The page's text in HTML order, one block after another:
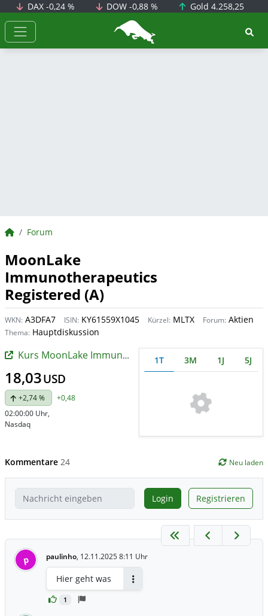
DAX -0,24 % DOW-0,88 % Gold 4.258,25
BörsenNEWS.de
BörsenNEWS.de
Forum
MoonLake
Immunotherapeutics
Registered (A)
WKN: A3DFA7 ISIN: KY61559X1045 Kürzel: MLTX Forum: Aktien
Thema: Hauptdiskussion
Kurs MoonLake Immunotherapeutics Registered (A)
18,03USD
+2,74 %
+0,48
02:00:00 Uhr,
Nasdaq
1T 3M 1J 5J
Kommentare 24 Neu laden
Login Registrieren
p paulinho, 12.11.2025 8:11 Uhr
1
Hier geht was